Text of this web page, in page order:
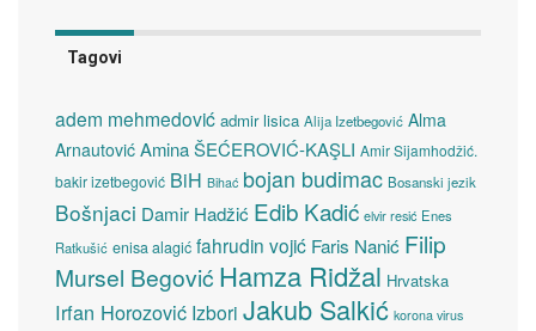
Tagovi
adem mehmedović admir lisica Alija Izetbegović Alma
Arnautović Amina ŠEĆEROVIĆ-KAŞLI Amir Sijamhodžić.
bakir izetbegović BiH Bihać bojan budimac Bosanski jezik
Bošnjaci Damir Hadžić Edib Kadić elvir resić Enes
Ratkušić enisa alagić fahrudin vojić Faris Nanić Filip
Mursel Begović Hamza Ridžal Hrvatska
Irfan Horozović Izbori Jakub Salkić korona virus